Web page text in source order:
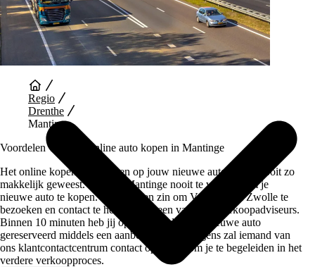
Auto Diensten
Regio
Drenthe
Mantinge
Voordelen van een Online auto kopen in Mantinge
Het online kopen en wachten op jouw nieuwe auto is nog nooit zo
makkelijk geweest. Je hoeft Mantinge nooit te verlaten om je
nieuwe auto te kopen. Heb je geen zin om Vaartland.nl Zwolle te
bezoeken en contact te hebben met een van onze verkoopadviseurs.
Binnen 10 minuten heb jij op Vaartland.nl een nieuwe auto
gereserveerd middels een aanbetaling. Vervolgens zal iemand van
ons klantcontactcentrum contact opnemen om je te begeleiden in het
verdere verkoopproces.